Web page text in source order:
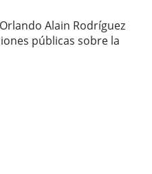
Alain Rodríguez
públicas sobre la